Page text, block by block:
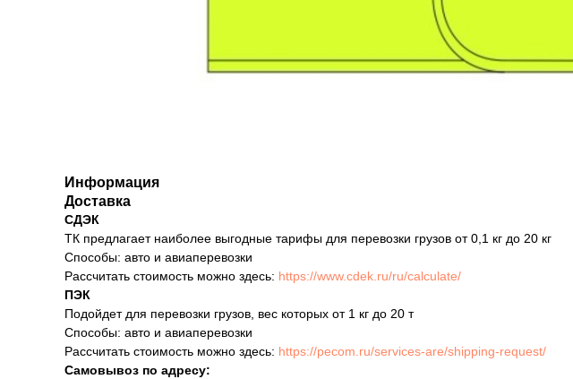
Информация
Доставка
СДЭК
ТК предлагает наиболее выгодные тарифы для перевозки грузов от 0,1 кг до 20 кг
Способы: авто и авиаперевозки
Рассчитать стоимость можно здесь: https://www.cdek.ru/ru/calculate/
ПЭК
Подойдет для перевозки грузов, вес которых от 1 кг до 20 т
Способы: авто и авиаперевозки
Рассчитать стоимость можно здесь: https://pecom.ru/services-are/shipping-request/
Самовывоз по адресу: